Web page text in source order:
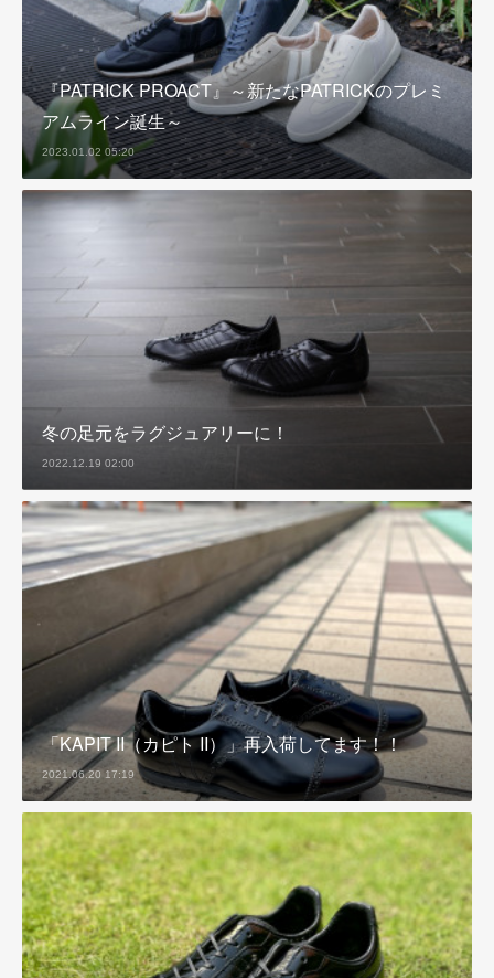
『PATRICK PROACT』～新たなPATRICKのプレミ
アムライン誕生～
2023.01.02 05:20
冬の足元をラグジュアリーに！
2022.12.19 02:00
「KAPIT II（カピト II）」再入荷してます！！
2021.06.20 17:19